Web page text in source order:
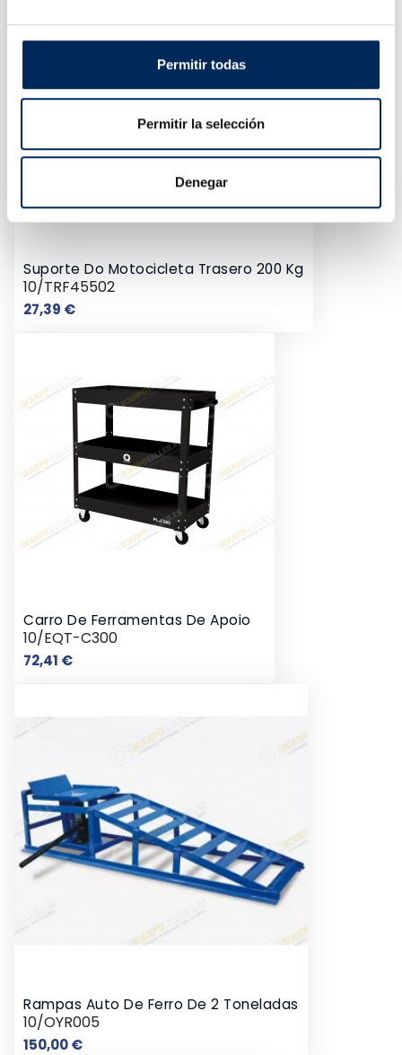
Permitir todas
Permitir la selección
Denegar
Suporte Do Motocicleta Trasero 200 Kg
10/TRF45502
27,39 €Preço
Carro De Ferramentas De Apoio
10/EQT-C300
72,41 €Preço
Rampas Auto De Ferro De 2 Toneladas
10/OYR005
150,00 €Preço